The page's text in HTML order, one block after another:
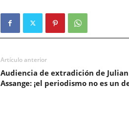
Artículo anterior
Audiencia de extradición de Julian
Assange: ¡el periodismo no es un